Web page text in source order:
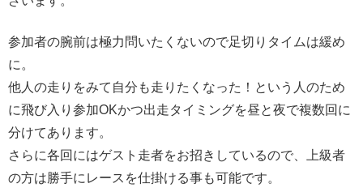
参加者の腕前は極力問いたくないので足切りタイムは緩め
に。
他人の走りをみて自分も走りたくなった！という人のため
に飛び入り参加OKかつ出走タイミングを昼と夜で複数回に
分けてあります。
さらに各回にはゲスト走者をお招きしているので、上級者
の方は勝手にレースを仕掛ける事も可能です。